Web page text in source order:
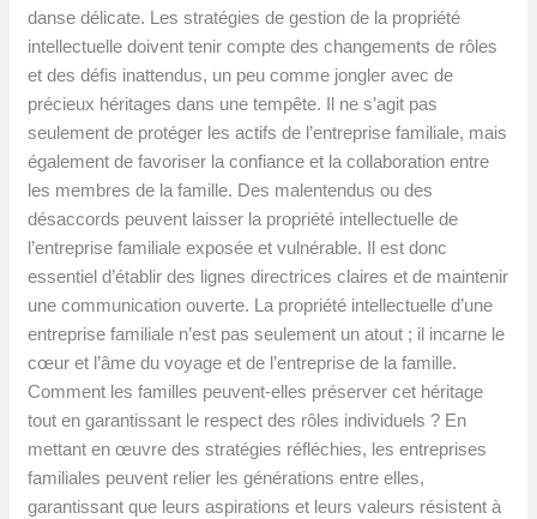
danse délicate. Les stratégies de gestion de la propriété
intellectuelle doivent tenir compte des changements de rôles
et des défis inattendus, un peu comme jongler avec de
précieux héritages dans une tempête. Il ne s’agit pas
seulement de protéger les actifs de l’entreprise familiale, mais
également de favoriser la confiance et la collaboration entre
les membres de la famille. Des malentendus ou des
désaccords peuvent laisser la propriété intellectuelle de
l’entreprise familiale exposée et vulnérable. Il est donc
essentiel d’établir des lignes directrices claires et de maintenir
une communication ouverte. La propriété intellectuelle d’une
entreprise familiale n’est pas seulement un atout ; il incarne le
cœur et l’âme du voyage et de l’entreprise de la famille.
Comment les familles peuvent-elles préserver cet héritage
tout en garantissant le respect des rôles individuels ? En
mettant en œuvre des stratégies réfléchies, les entreprises
familiales peuvent relier les générations entre elles,
garantissant que leurs aspirations et leurs valeurs résistent à